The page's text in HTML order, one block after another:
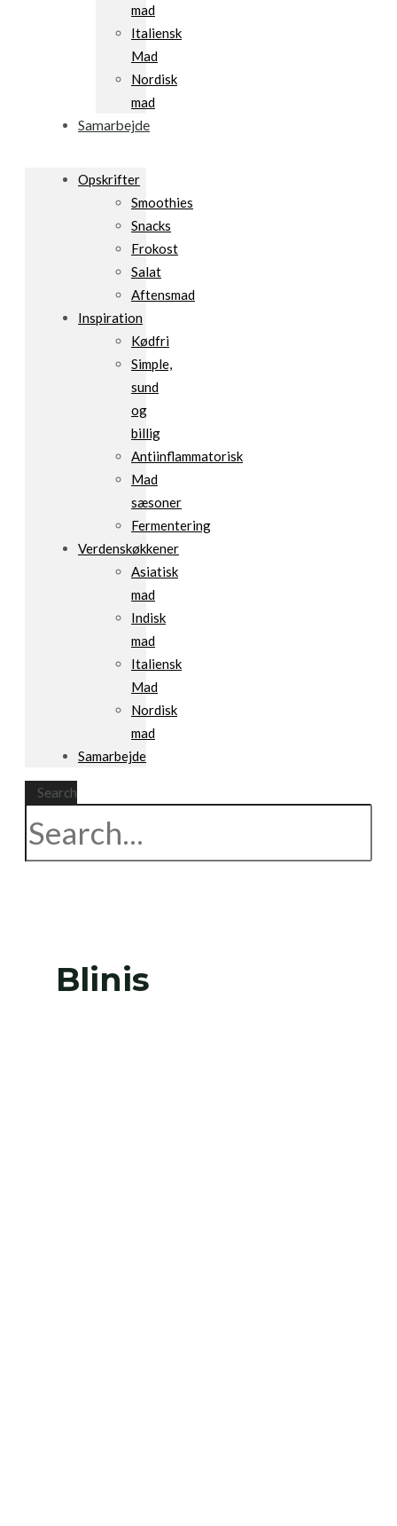
mad
Italiensk
Mad
Nordisk
mad
Samarbejde
Opskrifter
Smoothies
Snacks
Frokost
Salat
Aftensmad
Inspiration
Kødfri
Simple,
sund
og
billig
Antiinflammatorisk
Mad
sæsoner
Fermentering
Verdenskøkkener
Asiatisk
mad
Indisk
mad
Italiensk
Mad
Nordisk
mad
Samarbejde
Search
Blinis